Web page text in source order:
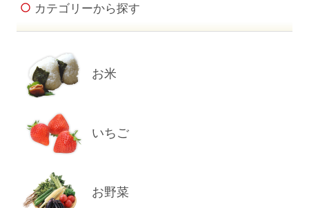
カテゴリーから探す
お米
いちご
お野菜